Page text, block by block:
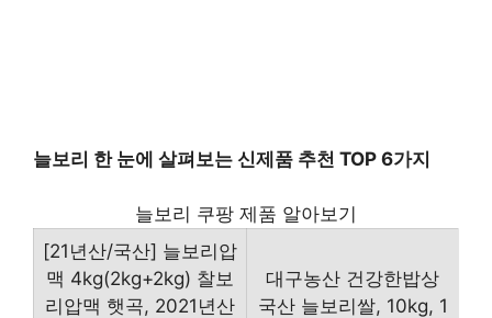
늘보리 한 눈에 살펴보는 신제품 추천 TOP 6가지
늘보리 쿠팡 제품 알아보기
[21년산/국산] 늘보리압
맥 4kg(2kg+2kg) 찰보
리압맥 햇곡, 2021년산
대구농산 건강한밥상
국산 늘보리쌀, 10kg, 1